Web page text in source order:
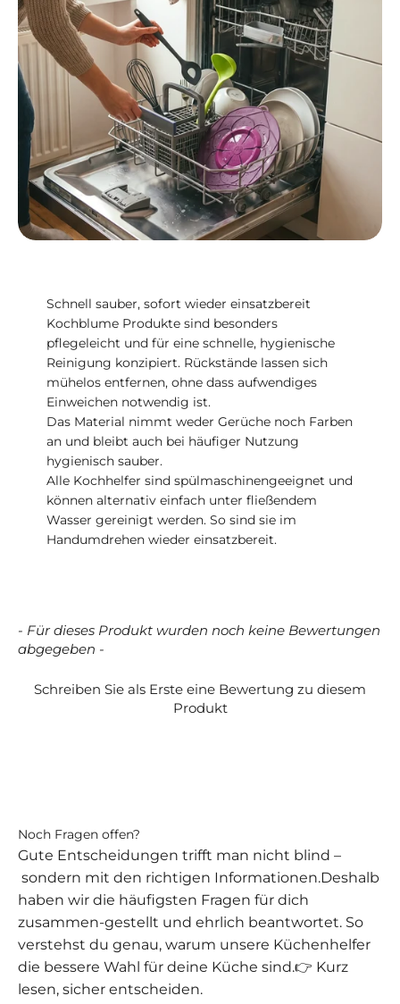
Schnell sauber, sofort wieder einsatzbereit
Kochblume Produkte sind besonders
pflegeleicht und für eine schnelle, hygienische
Reinigung konzipiert. Rückstände lassen sich
mühelos entfernen, ohne dass aufwendiges
Einweichen notwendig ist.
Das Material nimmt weder Gerüche noch Farben
an und bleibt auch bei häufiger Nutzung
hygienisch sauber.
Alle Kochhelfer sind spülmaschinengeeignet und
können alternativ einfach unter fließendem
Wasser gereinigt werden. So sind sie im
Handumdrehen wieder einsatzbereit.
- Für dieses Produkt wurden noch keine Bewertungen
abgegeben -
Schreiben Sie als Erste eine Bewertung zu diesem
Produkt
New content loaded
Noch Fragen offen?
Gute Entscheidungen trifft man nicht blind –
sondern mit den richtigen Informationen.Deshalb
haben wir die häufigsten Fragen für dich
zusammen-gestellt und ehrlich beantwortet. So
verstehst du genau, warum unsere Küchenhelfer
die bessere Wahl für deine Küche sind.👉 Kurz
lesen, sicher entscheiden.